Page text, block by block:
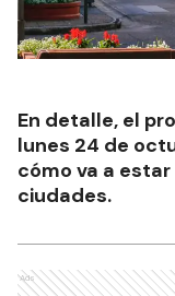
En detalle, el
lunes 24 de
cómo va a
ciudades.
Ads